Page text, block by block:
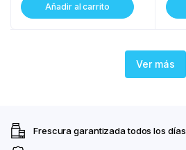
Añadir al carrito
Ver más
Frescura garantizada todos los días